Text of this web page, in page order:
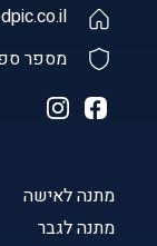
מתנה לאישה
מתנה לגבר
מספר ספק